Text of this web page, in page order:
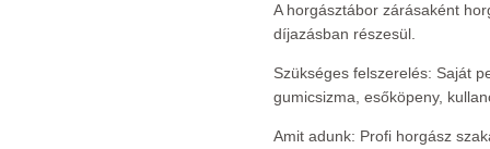
A horgásztábor zárásaként
díjazásban részesül.
Szükséges felszerelés: Saját
gumicsizma, esőköpeny,
Amit adunk: Profi horgász